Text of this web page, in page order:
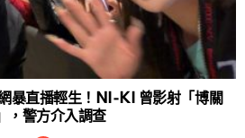
暴直播輕生！NI-KI 曾影射「博關
，警方介入調查